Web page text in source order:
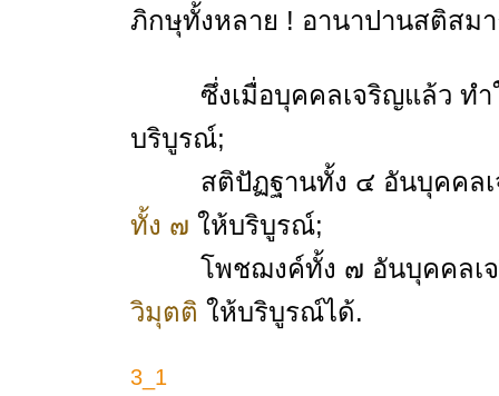
ภิกษุทั้งหลาย ! อานาปานสติสม
ซึ่งเมื่อบุคคลเจริญแล้ว ท
บริบูรณ์;
สติปัฏฐานทั้ง ๔ อันบุคคล
ทั้ง ๗ ให้บริบูรณ์;
โพชฌงค์ทั้ง ๗ อันบุคคลเ
วิมุตติ ให้บริบูรณ์ได้.
3_1